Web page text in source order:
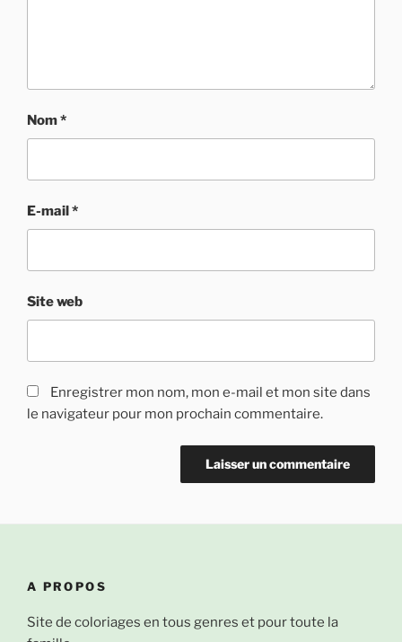
Nom*
E-mail *
Site web
Enregistrer mon nom, mon e-mail et mon site dans
le navigateur pour mon prochain commentaire.
A PROPOS
Site de coloriages en tous genres et pour toute la